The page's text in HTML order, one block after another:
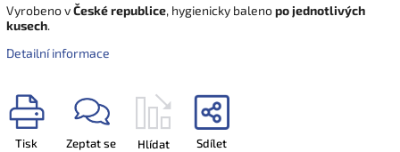
Vyrobeno vČeské republice, hygienicky balenopo jednotlivých
kusech.
Detailní informace
Tisk Zeptat se Hlídat Sdílet